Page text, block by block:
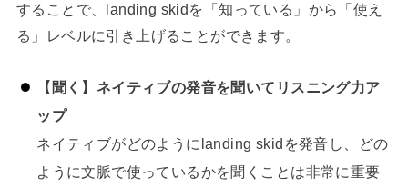
することで、landing skidを「知っている」から「使え
る」レベルに引き上げることができます。
【聞く】ネイティブの発音を聞いてリスニング力ア
ップ
ネイティブがどのようにlanding skidを発音し、どの
ように文脈で使っているかを聞くことは非常に重要